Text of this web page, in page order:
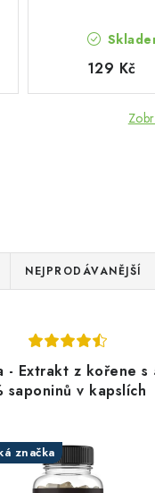
129 Kč
NEJPRODÁVANĚJŠÍ
- Extrakt z kořene s
saponinů v kapslích
značka